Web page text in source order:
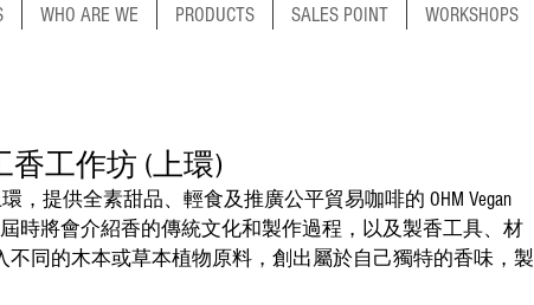
WHO ARE WE PRODUCTS SALES POINT WORKSHOPS
香工作坊 (上環)
時將會介紹香的傳統文化和製作過程，以及製香工具、材
不同的木本或草本植物原料，創出屬於自己獨特的香味，製